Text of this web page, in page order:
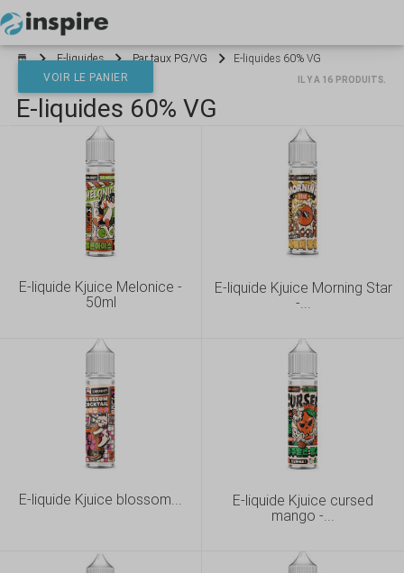
VOIR LE PANIER
E-liquides Par taux PG/VG E-liquides 60% VG
E-liquides 60% VG
IL Y A 16 PRODUITS.
E-liquide Kjuice Melonice -
50ml
E-liquide Kjuice Morning Star
-...
E-liquide Kjuice blossom...
E-liquide Kjuice cursed
mango -...